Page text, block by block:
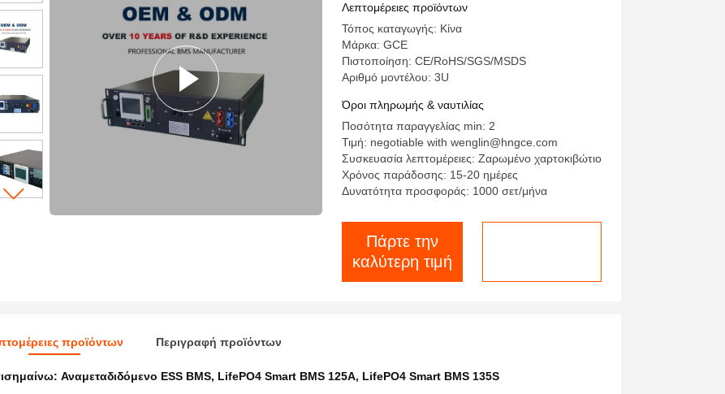
Λεπτομέρειες προϊόντων
Τόπος καταγωγής: Κίνα
Μάρκα: GCE
Πιστοποίηση: CE/RoHS/SGS/MSDS
Αριθμό μοντέλου: 3U
Όροι πληρωμής & ναυτιλίας
Ποσότητα παραγγελίας min: 2
Τιμή: negotiable with wenglin@hngce.com
Συσκευασία λεπτομέρειες: Ζαρωμένο χαρτοκιβώτιο
Χρόνος παράδοσης: 15-20 ημέρες
Δυνατότητα προσφοράς: 1000 σετ/μήνα
Πάρτε την
καλύτερη τιμή
προϊόντων Περιγραφή προϊόντων
Αναμεταδιδόμενο ESS BMS, LifePO4 Smart BMS 125A, LifePO4 Smart BMS 135S